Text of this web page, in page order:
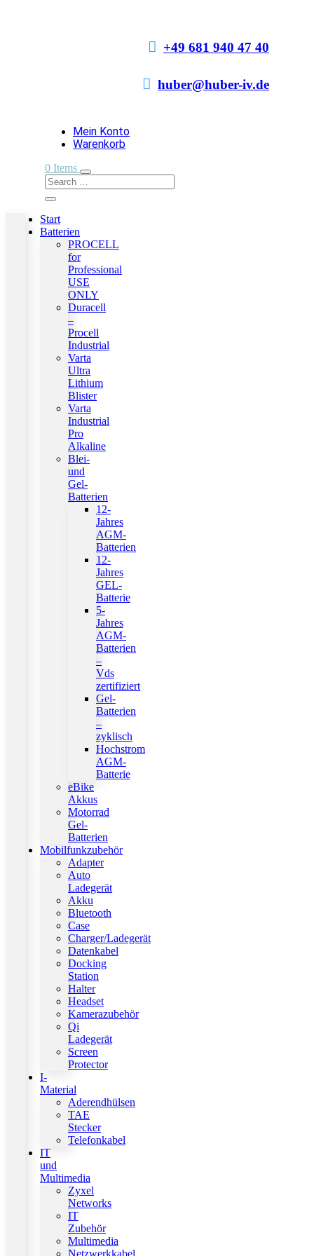
 +49 681 940 47 40
 huber@huber-iv.de
Mein Konto
Warenkorb
0 Items
Start
Batterien
PROCELL
for
Professional
USE
ONLY
Duracell
–
Procell
Industrial
Varta
Ultra
Lithium
Blister
Varta
Industrial
Pro
Alkaline
Blei-
und
Gel-
Batterien
12-
Jahres
AGM-
Batterien
12-
Jahres
GEL-
Batterie
5-
Jahres
AGM-
Batterien
–
Vds
zertifiziert
Gel-
Batterien
–
zyklisch
Hochstrom
AGM-
Batterie
eBike
Akkus
Motorrad
Gel-
Batterien
Mobilfunkzubehör
Adapter
Auto
Ladegerät
Akku
Bluetooth
Case
Charger/Ladegerät
Datenkabel
Docking
Station
Halter
Headset
Kamerazubehör
Qi
Ladegerät
Screen
Protector
I-
Material
Aderendhülsen
TAE
Stecker
Telefonkabel
IT
und
Multimedia
Zyxel
Networks
IT
Zubehör
Multimedia
Netzwerkkabel